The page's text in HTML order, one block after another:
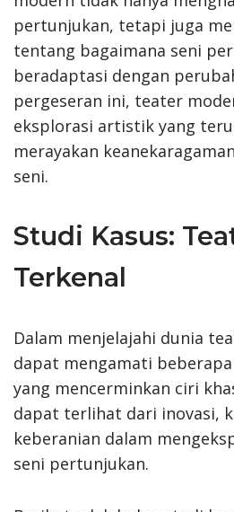
pertunjukan, tetapi juga
tentang bagaimana seni
beradaptasi dengan
pergeseran ini, teater
eksplorasi artistik yang
merayakan
seni.
Studi Kasus:
Terkenal
Dalam menjelajahi dunia
dapat mengamati
yang mencerminkan ciri
dapat terlihat dari inovasi,
keberanian dalam
seni pertunjukan.